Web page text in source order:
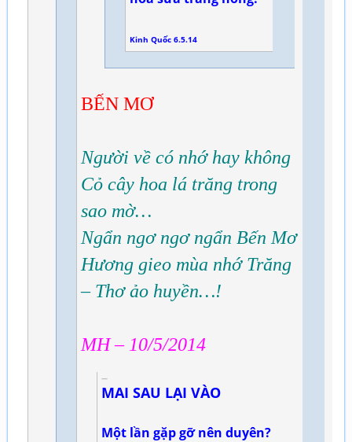
Kinh Quốc 6.5.14
BẾN MƠ
Người về có nhớ hay không
Cỏ cây hoa lá trăng trong
sao mờ…
Ngẩn ngơ ngơ ngẩn Bến Mơ
Hương gieo mùa nhớ Trăng
– Thơ ảo huyền…!
MH – 10/5/2014
MAI SAU LẠI VÀO
Một lần gặp gỡ nên duyên?